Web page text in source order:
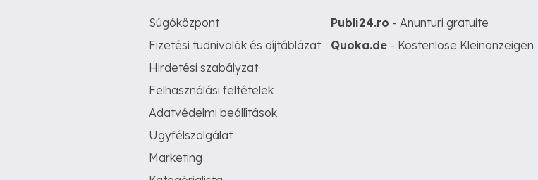
Súgóközpont
Fizetési tudnivalók és díjtáblázat
Hirdetési szabályzat
Felhasználási feltételek
Adatvédelmi beállítások
Ügyfélszolgálat
Marketing
Publi24.ro - Anunturi gratuite
Quoka.de - Kostenlose Kleinanzeigen